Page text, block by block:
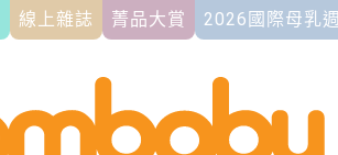
線上雜誌 菁品大賞 2026國際母乳週